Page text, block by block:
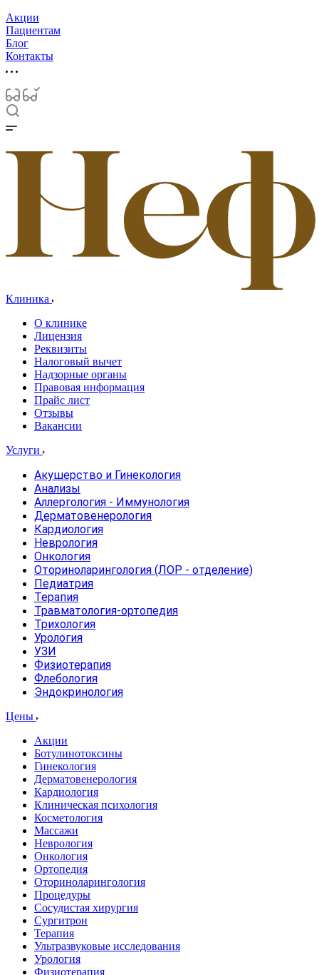
Акции
Пациентам
Блог
Контакты
Клиника
О клинике
Лицензия
Реквизиты
Налоговый вычет
Надзорные органы
Правовая информация
Прайс лист
Отзывы
Вакансии
Услуги
Акушерство и Гинекология
Анализы
Аллергология - Иммунология
Дерматовенерология
Кардиология
Неврология
Онкология
Оториноларингология (ЛОР - отделение)
Педиатрия
Терапия
Травматология-ортопедия
Трихология
Урология
УЗИ
Физиотерапия
Флебология
Эндокринология
Цены
Акции
Ботулинотоксины
Гинекология
Дерматовенерология
Кардиология
Клиническая психология
Косметология
Массажи
Неврология
Онкология
Ортопедия
Оториноларингология
Процедуры
Сосудистая хирургия
Сургитрон
Терапия
Ультразвуковые исследования
Урология
Физиотерапия